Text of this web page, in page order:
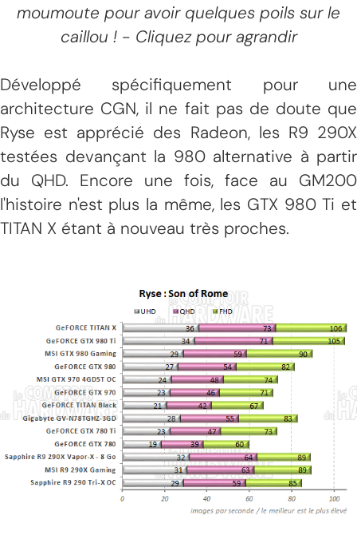
moumoute pour avoir quelques poils sur le
caillou ! - Cliquez pour agrandir
Développé spécifiquement pour une
architecture CGN, il ne fait pas de doute que
Ryse est apprécié des Radeon, les R9 290X
testées devançant la 980 alternative à partir
du QHD. Encore une fois, face au GM200
l'histoire n'est plus la même, les GTX 980 Ti et
TITAN X étant à nouveau très proches.